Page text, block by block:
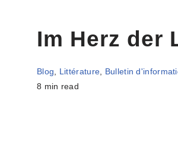
Im Herz der
Blog Littérature Bulletin
8 min read